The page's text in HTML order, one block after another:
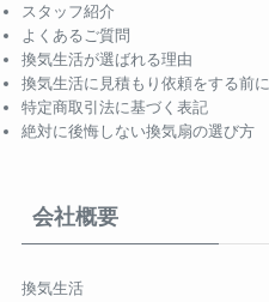
スタッフ紹介
よくあるご質問
換気生活が選ばれる理由
換気生活に見積もり依頼をする前に
特定商取引法に基づく表記
絶対に後悔しない換気扇の選び方
会社概要
換気生活